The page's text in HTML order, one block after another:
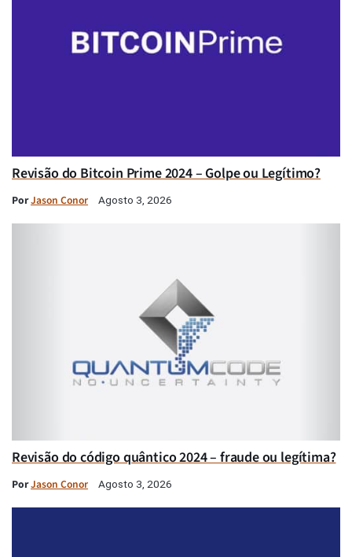
Revisão do Bitcoin Prime 2024 – Golpe ou Legítimo?
PorJason Conor Agosto 3, 2026
Revisão do código quântico 2024 – fraude ou legítima?
PorJason Conor Agosto 3, 2026